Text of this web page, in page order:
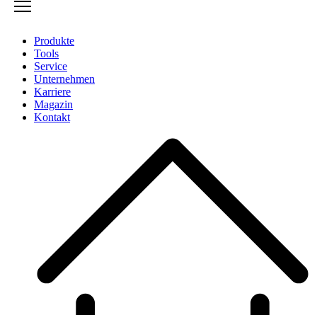
Produkte
Tools
Service
Unternehmen
Karriere
Magazin
Kontakt